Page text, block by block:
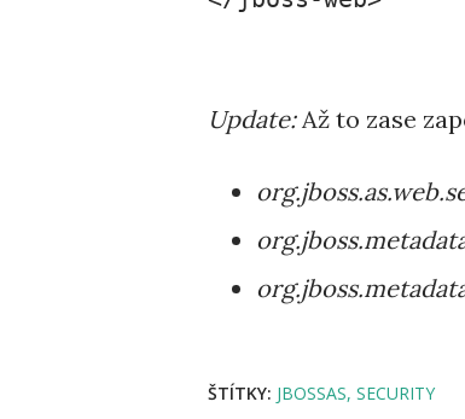
Update:Až to zase
ŠTÍTKY: JBOSSAS SECURITY